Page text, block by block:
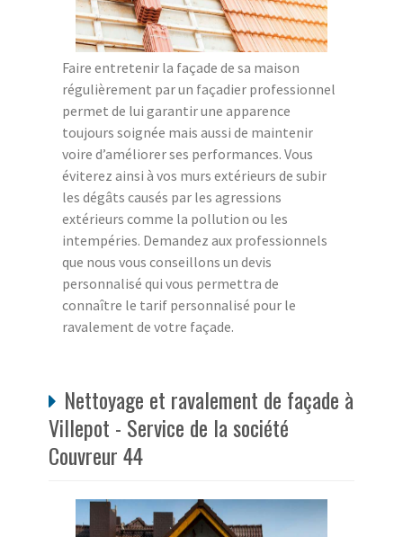
Faire entretenir la façade de sa maison
régulièrement par un façadier professionnel
permet de lui garantir une apparence
toujours soignée mais aussi de maintenir
voire d’améliorer ses performances. Vous
éviterez ainsi à vos murs extérieurs de subir
les dégâts causés par les agressions
extérieurs comme la pollution ou les
intempéries. Demandez aux professionnels
que nous vous conseillons un devis
personnalisé qui vous permettra de
connaître le tarif personnalisé pour le
ravalement de votre façade.
Nettoyage et ravalement de façade à
Villepot - Service de la société
Couvreur 44